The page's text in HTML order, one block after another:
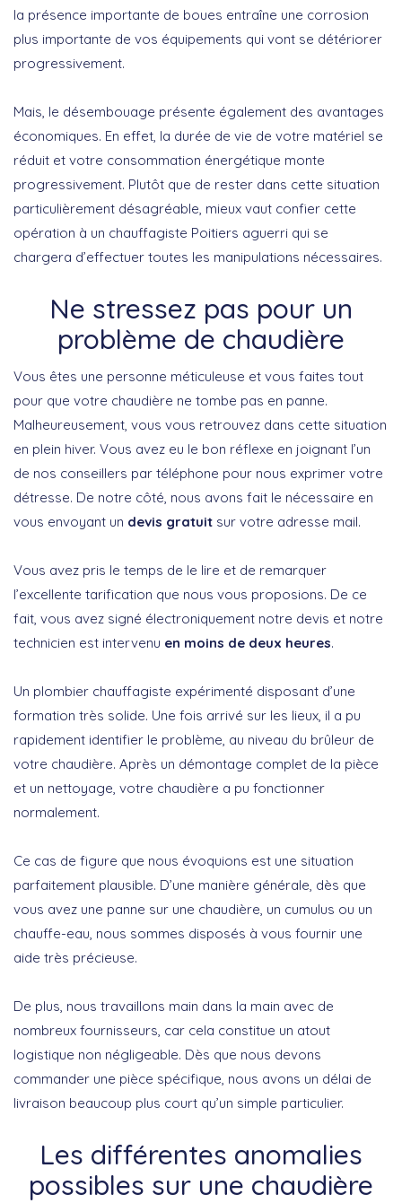
la présence importante de boues entraîne une corrosion
plus importante de vos équipements qui vont se détériorer
progressivement.
Mais, le désembouage présente également des avantages
économiques. En effet, la durée de vie de votre matériel se
réduit et votre consommation énergétique monte
progressivement. Plutôt que de rester dans cette situation
particulièrement désagréable, mieux vaut confier cette
opération à un chauffagiste Poitiers aguerri qui se
chargera d’effectuer toutes les manipulations nécessaires.
Ne stressez pas pour un
problème de chaudière
Vous êtes une personne méticuleuse et vous faites tout
pour que votre chaudière ne tombe pas en panne.
Malheureusement, vous vous retrouvez dans cette situation
en plein hiver. Vous avez eu le bon réflexe en joignant l’un
de nos conseillers par téléphone pour nous exprimer votre
détresse. De notre côté, nous avons fait le nécessaire en
vous envoyant un devis gratuit sur votre adresse mail.
Vous avez pris le temps de le lire et de remarquer
l’excellente tarification que nous vous proposions. De ce
fait, vous avez signé électroniquement notre devis et notre
technicien est intervenu en moins de deux heures.
Un plombier chauffagiste expérimenté disposant d’une
formation très solide. Une fois arrivé sur les lieux, il a pu
rapidement identifier le problème, au niveau du brûleur de
votre chaudière. Après un démontage complet de la pièce
et un nettoyage, votre chaudière a pu fonctionner
normalement.
Ce cas de figure que nous évoquions est une situation
parfaitement plausible. D’une manière générale, dès que
vous avez une panne sur une chaudière, un cumulus ou un
chauffe-eau, nous sommes disposés à vous fournir une
aide très précieuse.
De plus, nous travaillons main dans la main avec de
nombreux fournisseurs, car cela constitue un atout
logistique non négligeable. Dès que nous devons
commander une pièce spécifique, nous avons un délai de
livraison beaucoup plus court qu’un simple particulier.
Les différentes anomalies
possibles sur une chaudière